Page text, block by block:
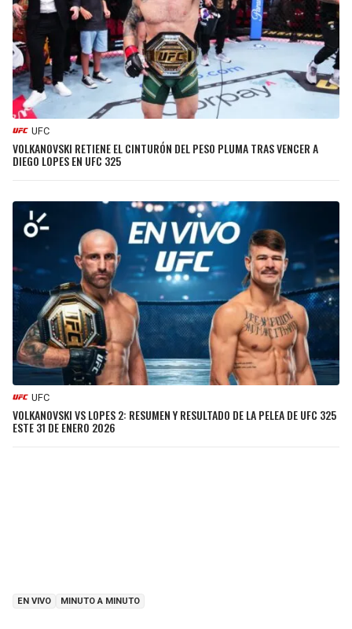
UFC
VOLKANOVSKI RETIENE EL CINTURÓN DEL PESO PLUMA TRAS VENCER A
DIEGO LOPES EN UFC 325
UFC
VOLKANOVSKI VS LOPES 2: RESUMEN Y RESULTADO DE LA PELEA DE UFC 325
ESTE 31 DE ENERO 2026
EN VIVO MINUTO A MINUTO